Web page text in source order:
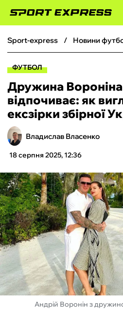
ФУТБОЛ
БОКС
ХОКЕЙ
ТЕНІС
КІБЕРСПОРТ
ЧС-2026
ФУТЗАЛ
ІНШІ
БУКМЕКЕРИ
sport-express новини
ФУТБОЛ
Дружина
відпочиває: як
ексзірки збірної
Владислав Власенко
18 серпня 2025, 12:36
Андрій Воронін з